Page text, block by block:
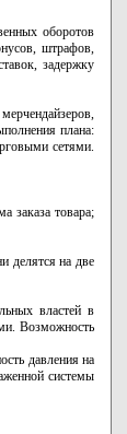
оборотов
штрафов,
задержку
плана:
сетями.
заказа товара;
делятся на две
властей в
Возможность
давления на
системы